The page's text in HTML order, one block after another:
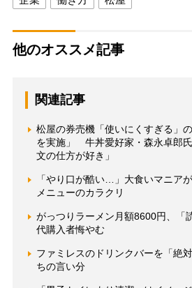
他のオススメ記事
関連記事
松屋の券売機「使いにくすぎる」
を実施」 牛丼愛好家・森永卓郎
文の仕方が好き」
「やり口が酷い…」大食いマニア
メニューのカラクリ
がっつりラーメン月額8600円、「
代購入者悔やむ
ファミレスのドリンクバーを「絶
ちの言い分